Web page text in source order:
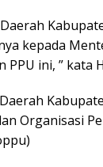
kepada
ini, ” kata
Organisasi